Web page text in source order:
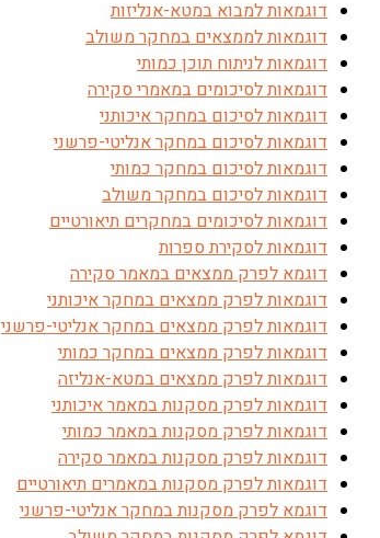
דוגמאות למבוא במטא-אנליזות
דוגמאות לממצאים במחקר משולב
דוגמאות לניתוח תוכן כמותי
דוגמאות לסיכומים במאמרי סקירה
דוגמאות לסיכום במחקר איכותני
דוגמאות לסיכום במחקר אנליטי-פרשני
דוגמאות לסיכום במחקר כמותי
דוגמאות לסיכום במחקר משולב
דוגמאות לסיכומים במחקרים תיאורטיים
דוגמאות לסקירת ספרות
דוגמא לפרק ממצאים במאמר סקירה
דוגמאות לפרק ממצאים במחקר איכותני
דוגמאות לפרק ממצאים במחקר אנליטי-פרשני
דוגמאות לפרק ממצאים במחקר כמותי
דוגמאות לפרק ממצאים במטא-אנליזה
דוגמאות לפרק מסקנות במאמר איכותני
דוגמאות לפרק מסקנות במאמר כמותי
דוגמאות לפרק מסקנות במאמר סקירה
דוגמאות לפרק מסקנות במאמרים תיאורטיים
דוגמא לפרק מסקנות במחקר אנליטי-פרשני